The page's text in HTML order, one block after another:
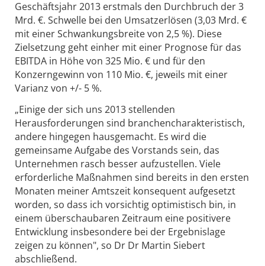
Geschäftsjahr 2013 erstmals den Durchbruch der 3
Mrd. €. Schwelle bei den Umsatzerlösen (3,03 Mrd. €
mit einer Schwankungsbreite von 2,5 %). Diese
Zielsetzung geht einher mit einer Prognose für das
EBITDA in Höhe von 325 Mio. € und für den
Konzerngewinn von 110 Mio. €, jeweils mit einer
Varianz von +/- 5 %.
„Einige der sich uns 2013 stellenden
Herausforderungen sind branchencharakteristisch,
andere hingegen hausgemacht. Es wird die
gemeinsame Aufgabe des Vorstands sein, das
Unternehmen rasch besser aufzustellen. Viele
erforderliche Maßnahmen sind bereits in den ersten
Monaten meiner Amtszeit konsequent aufgesetzt
worden, so dass ich vorsichtig optimistisch bin, in
einem überschaubaren Zeitraum eine positivere
Entwicklung insbesondere bei der Ergebnislage
zeigen zu können", so Dr Dr Martin Siebert
abschließend.